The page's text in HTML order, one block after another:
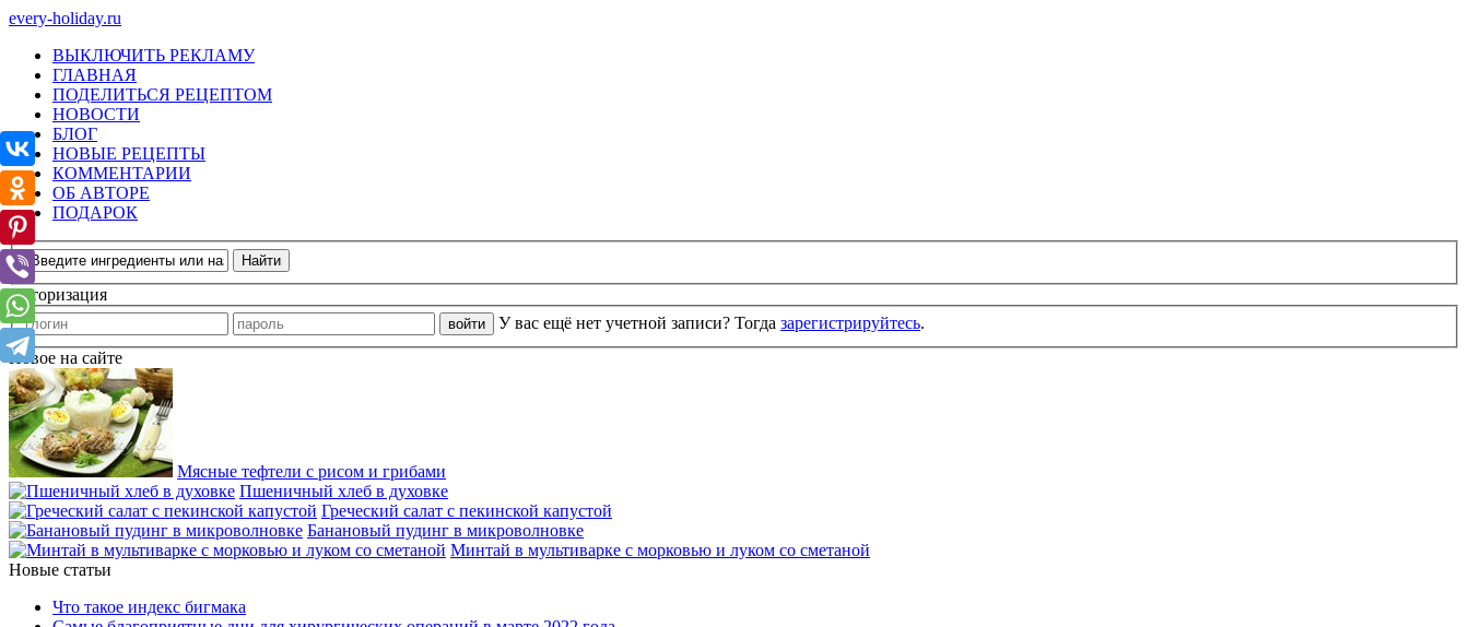
every-holiday.ru
ВЫКЛЮЧИТЬ РЕКЛАМУ
ГЛАВНАЯ
ПОДЕЛИТЬСЯ РЕЦЕПТОМ
НОВОСТИ
БЛОГ
НОВЫЕ РЕЦЕПТЫ
КОММЕНТАРИИ
ОБ АВТОРЕ
ПОДАРОК
Авторизация
У вас ещё нет учетной записи? Тогда зарегистрируйтесь.
Новое на сайте
Мясные тефтели с рисом и грибами
Пшеничный хлеб в духовке
Греческий салат с пекинской капустой
Банановый пудинг в микроволновке
Минтай в мультиварке с морковью и луком со сметаной
Новые статьи
Что такое индекс бигмака